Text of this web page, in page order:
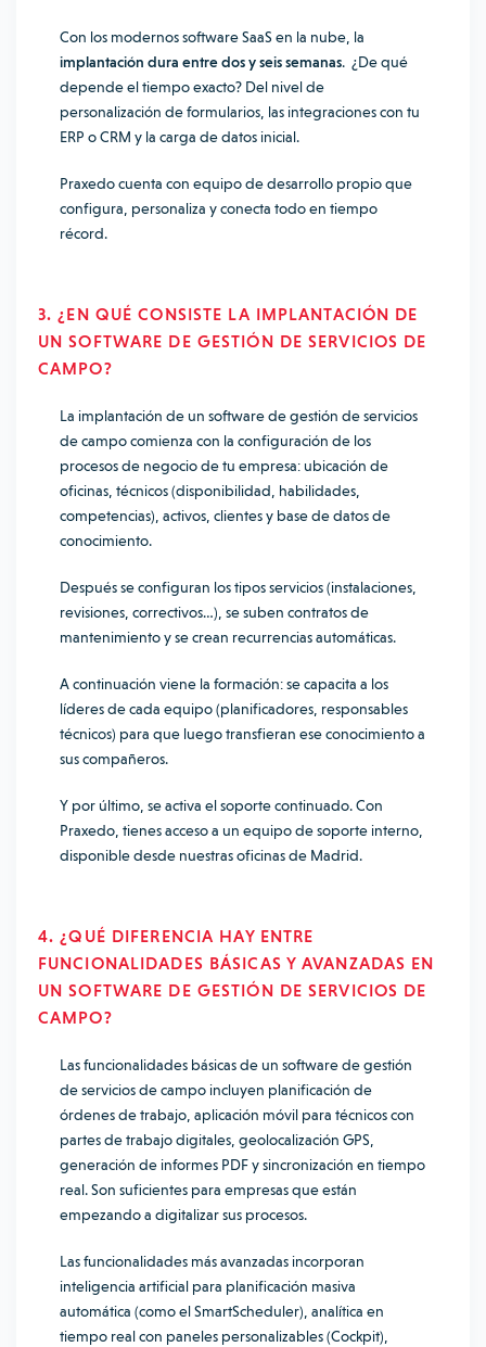
Con los modernos software SaaS en la nube, la
implantación dura entre dos y seis semanas. ¿De qué
depende el tiempo exacto? Del nivel de
personalización de formularios, las integraciones con tu
ERP o CRM y la carga de datos inicial.
Praxedo cuenta con equipo de desarrollo propio que
configura, personaliza y conecta todo en tiempo
récord.
3. ¿EN QUÉ CONSISTE LA IMPLANTACIÓN DE
UN SOFTWARE DE GESTIÓN DE SERVICIOS DE
CAMPO?
La implantación de un software de gestión de servicios
de campo comienza con la configuración de los
procesos de negocio de tu empresa: ubicación de
oficinas, técnicos (disponibilidad, habilidades,
competencias), activos, clientes y base de datos de
conocimiento.
Después se configuran los tipos servicios (instalaciones,
revisiones, correctivos…), se suben contratos de
mantenimiento y se crean recurrencias automáticas.
A continuación viene la formación: se capacita a los
líderes de cada equipo (planificadores, responsables
técnicos) para que luego transfieran ese conocimiento a
sus compañeros.
Y por último, se activa el soporte continuado. Con
Praxedo, tienes acceso a un equipo de soporte interno,
disponible desde nuestras oficinas de Madrid.
4. ¿QUÉ DIFERENCIA HAY ENTRE
FUNCIONALIDADES BÁSICAS Y AVANZADAS EN
UN SOFTWARE DE GESTIÓN DE SERVICIOS DE
CAMPO?
Las funcionalidades básicas de un software de gestión
de servicios de campo incluyen planificación de
órdenes de trabajo, aplicación móvil para técnicos con
partes de trabajo digitales, geolocalización GPS,
generación de informes PDF y sincronización en tiempo
real. Son suficientes para empresas que están
empezando a digitalizar sus procesos.
Las funcionalidades más avanzadas incorporan
inteligencia artificial para planificación masiva
automática (como el SmartScheduler), analítica en
tiempo real con paneles personalizables (Cockpit),